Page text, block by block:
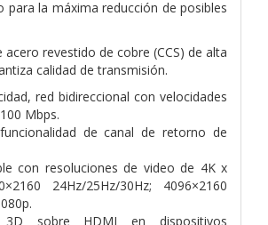
para la máxima reducción de posibles
acero revestido de cobre (CCS) de alta
calidad de transmisión.
red bidireccional con velocidades
Mbps.
de canal de retorno de
con resoluciones de video de 4K x
24Hz/25Hz/30Hz; 4096×2160
3D sobre HDMI en dispositivos